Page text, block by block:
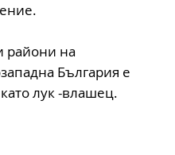
райони на
България е
лук -влашец.